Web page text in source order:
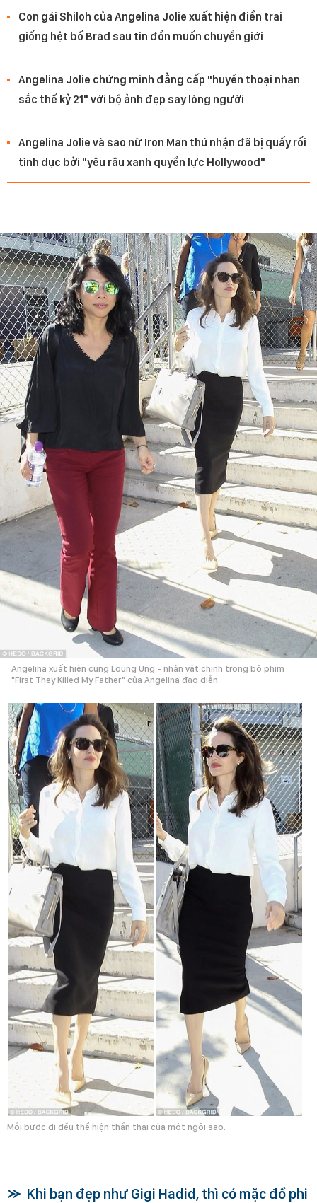
Con gái Shiloh của Angelina Jolie xuất hiện điển trai
giống hệt bố Brad sau tin đồn muốn chuyển giới
Angelina Jolie chứng minh đẳng cấp "huyền thoại nhan
sắc thế kỷ 21" với bộ ảnh đẹp say lòng người
Angelina Jolie và sao nữ Iron Man thú nhận đã bị quấy rối
tình dục bởi "yêu râu xanh quyền lực Hollywood"
Angelina xuất hiện cùng Loung Ung - nhân vật chính trong bộ phim
"First They Killed My Father" của Angelina đạo diễn.
Mỗi bước đi đều thể hiện thần thái của một ngôi sao.
Khi bạn đẹp như Gigi Hadid, thì có mặc đồ phi